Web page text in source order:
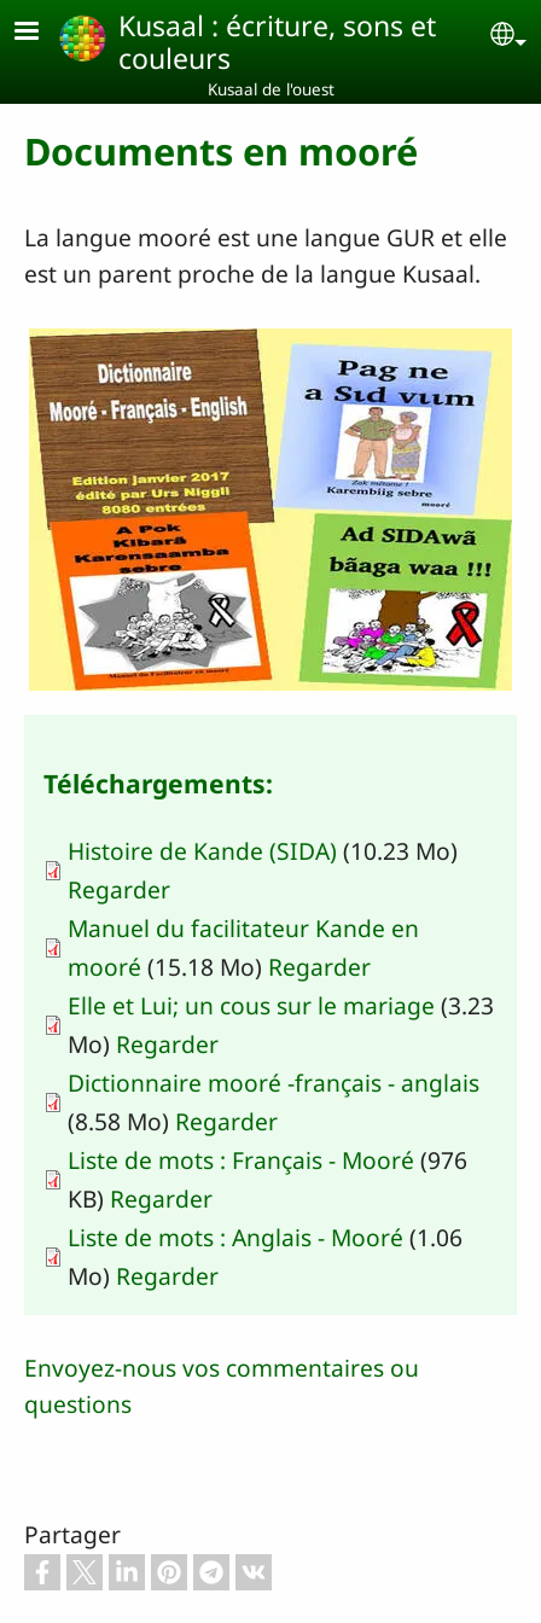
Aller au contenu principal
Kusaal : écriture, sons et
couleurs
Kusaal de l'ouest
Documents en mooré
La langue mooré est une langue GUR et elle
est un parent proche de la langue Kusaal.
Téléchargements:
Histoire de Kande (SIDA) (10.23 Mo)
Regarder
Manuel du facilitateur Kande en
mooré (15.18 Mo) Regarder
Elle et Lui; un cous sur le mariage (3.23
Mo) Regarder
Dictionnaire mooré -français - anglais
(8.58 Mo) Regarder
Liste de mots : Français - Mooré (976
KB) Regarder
Liste de mots : Anglais - Mooré (1.06
Mo) Regarder
Envoyez-nous vos commentaires ou
questions
Partager